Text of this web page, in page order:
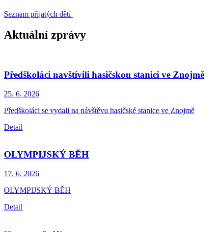
Seznam přijatých dětí
Aktuální zprávy
Předškoláci navštívili hasičskou stanici ve Znojmě
25. 6. 2026
Předškoláci se vydali na návštěvu hasičské stanice ve Znojmě
Detail
OLYMPIJSKÝ BĚH
17. 6. 2026
OLYMPIJSKÝ BĚH
Detail